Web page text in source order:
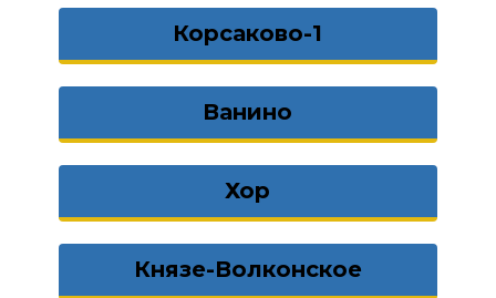
Корсаково-1
Ванино
Хор
Князе-Волконское